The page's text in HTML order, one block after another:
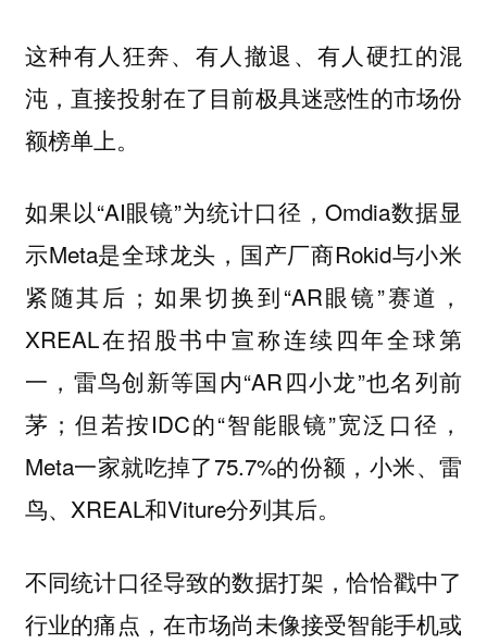
这种有人狂奔、有人撤退、有人硬扛的混
沌，直接投射在了目前极具迷惑性的市场份
额榜单上。
如果以“AI眼镜”为统计口径，Omdia数据显
示Meta是全球龙头，国产厂商Rokid与小米
紧随其后；如果切换到“AR眼镜”赛道，
XREAL在招股书中宣称连续四年全球第
一，雷鸟创新等国内“AR四小龙”也名列前
茅；但若按IDC的“智能眼镜”宽泛口径，
Meta一家就吃掉了75.7%的份额，小米、雷
鸟、XREAL和Viture分列其后。
不同统计口径导致的数据打架，恰恰戳中了
行业的痛点，在市场尚未像接受智能手机或